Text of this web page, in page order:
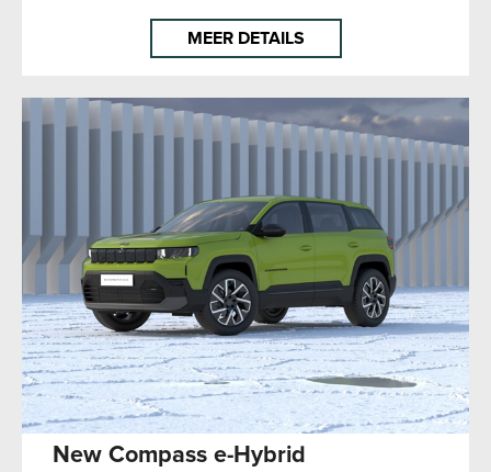
MEER DETAILS
New Compass e-Hybrid